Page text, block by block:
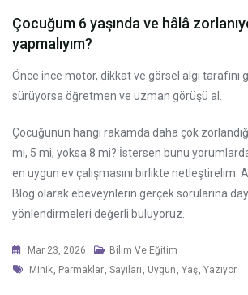
Çocuğum 6 yaşında ve hâlâ
yapmalıyım?
Önce ince motor, dikkat ve görsel algı
sürüyorsa öğretmen ve uzman görüşü al.
Çocuğunun hangi rakamda daha çok
mi, 5 mi, yoksa 8 mi? İstersen bunu
en uygun ev çalışmasını birlikte netleştirelim.
Blog olarak ebeveynlerin gerçek sorularına
yönlendirmeleri değerli buluyoruz.
Mar 23, 2026
Bilim Ve Eğitim
Tags
Minik, Parmaklar, Sayıları , Uygun , Yaş, Yazıyor